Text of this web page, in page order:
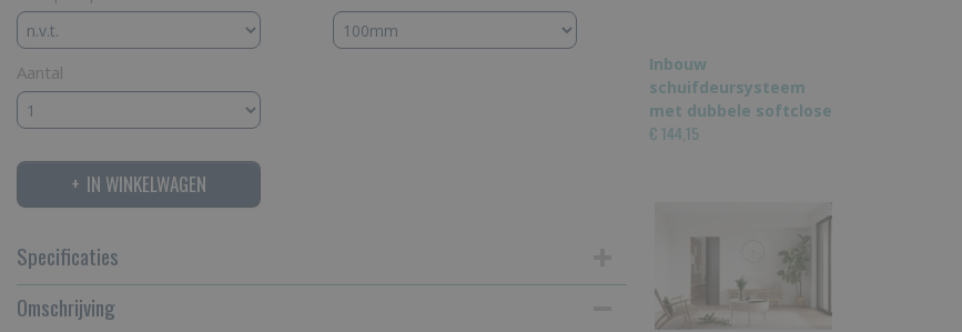
Aantal
IN WINKELWAGEN
Specificaties
Productcode
Omschrijving
Inbouw
schuifdeursysteem
met dubbele softclose
€ 144,15